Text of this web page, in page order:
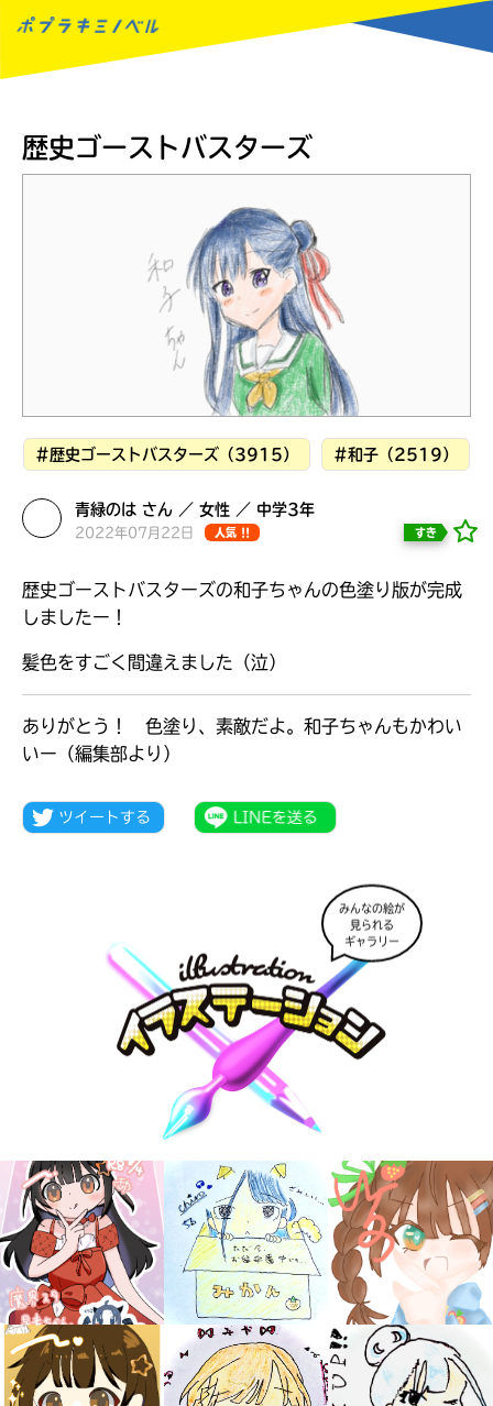
本を飛び出して
みんなとおしゃべり
できる掲示板
大人気
シリーズに
出会える
歴史ゴーストバスターズ
#歴史ゴーストバスターズ（3915） #和子（2519）
青緑のは さん ／ 女性 ／ 中学3年
2022年07月22日 人気 !! すき
歴史ゴーストバスターズの和子ちゃんの色塗り版が完成
しましたー！
髪色をすごく間違えました（泣）
ありがとう！ 色塗り、素敵だよ。和子ちゃんもかわい
いー（編集部より）
みんなの絵が
見られる
ギャラリー